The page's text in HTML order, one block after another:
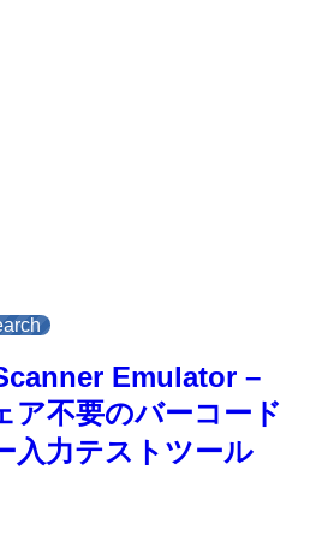
Emulator –
ア不要のバーコード
入力テストツール